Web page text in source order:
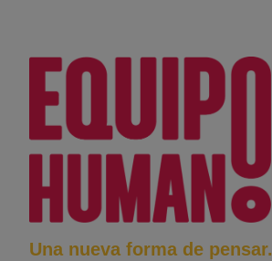
Una nueva forma de pensar.